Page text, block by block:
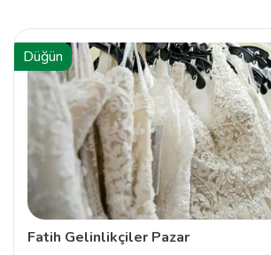
Düğün
Fatih Gelinlikçiler Pazar